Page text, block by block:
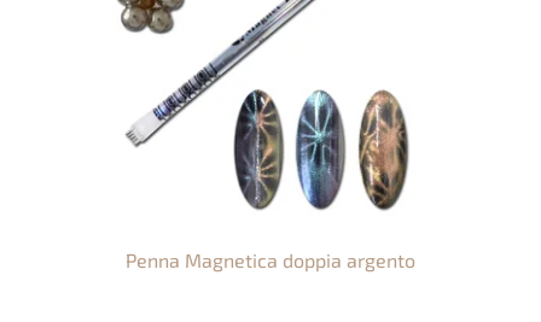
Penna Magnetica doppia argento